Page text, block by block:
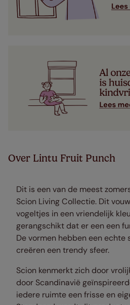
Over Lintu Fruit Punch
Dit is een van de meest
Scion Living Collectie. Dit
vogeltjes in een vriendelijk
gerangschikt dat er een een
De vormen hebben een echte
creëren een trendy sfeer.
Scion kenmerkt zich door
door Scandinavië
iedere ruimte een frisse en